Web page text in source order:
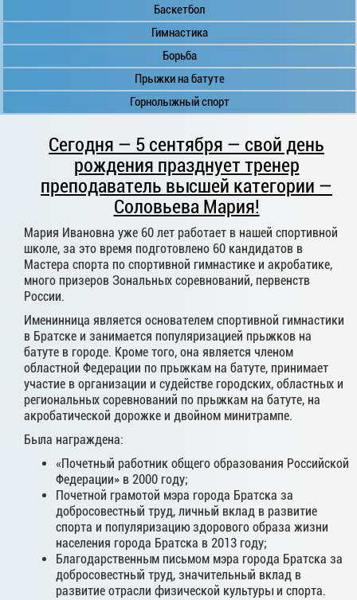
Баскетбол
Гимнастика
Борьба
Прыжки на батуте
Горнолыжный спорт
Сегодня — 5 сентября — свой день
рождения празднует тренер
преподаватель высшей категории —
Соловьева Мария!
Мария Ивановна уже 60 лет работает в нашей спортивной
школе, за это время подготовлено 60 кандидатов в
Мастера спорта по спортивной гимнастике и акробатике,
много призеров Зональных соревнований, первенств
России.
Именинница является основателем спортивной гимнастики
в Братске и занимается популяризацией прыжков на
батуте в городе. Кроме того, она является членом
областной Федерации по прыжкам на батуте, принимает
участие в организации и судействе городских, областных и
региональных соревнований по прыжкам на батуте, на
акробатической дорожке и двойном минитрампе.
Была награждена:
«Почетный работник общего образования Российской
Федерации» в 2000 году;
Почетной грамотой мэра города Братска за
добросовестный труд, личный вклад в развитие
спорта и популяризацию здорового образа жизни
населения города Братска в 2013 году;
Благодарственным письмом мэра города Братска за
добросовестный труд, значительный вклад в
развитие отрасли физической культуры и спорта.